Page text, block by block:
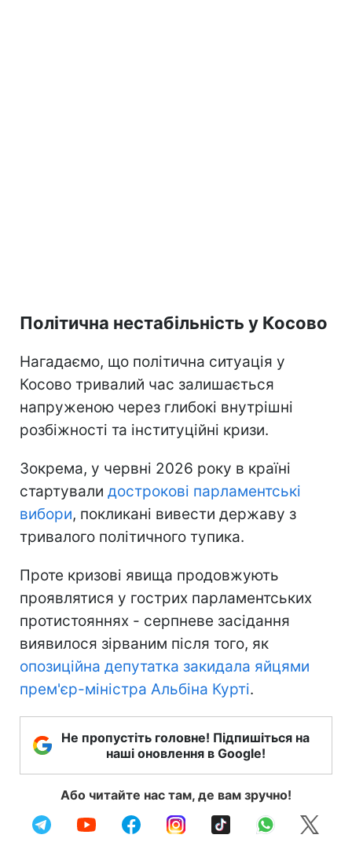
Політична нестабільність у Косово
Нагадаємо, що політична ситуація у
Косово тривалий час залишається
напруженою через глибокі внутрішні
розбіжності та інституційні кризи.
Зокрема, у червні 2026 року в країні
стартували дострокові парламентські
вибори, покликані вивести державу з
тривалого політичного тупика.
Проте кризові явища продовжують
проявлятися у гострих парламентських
протистояннях - серпневе засідання
виявилося зірваним після того, як
опозиційна депутатка закидала яйцями
прем'єр-міністра Альбіна Курті.
Не пропустіть головне! Підпишіться на
наші оновлення в Google!
Або читайте нас там, де вам зручно!